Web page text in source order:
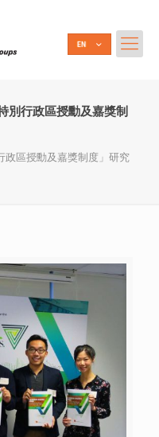
別行政區授勳及嘉獎制
政區授勳及嘉獎制度」研究